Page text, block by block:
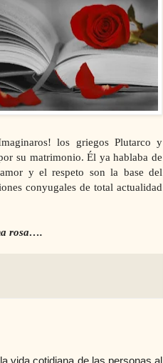
los griegos Plutarco y
su matrimonio. Él ya hablaba de
y el respeto son la base del
conyugales de total actualidad
rosa….